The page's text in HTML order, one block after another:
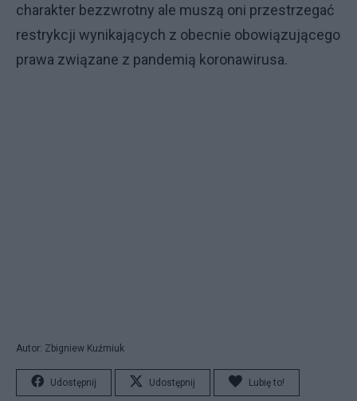
charakter bezzwrotny ale muszą oni przestrzegać
restrykcji wynikających z obecnie obowiązującego
prawa związane z pandemią koronawirusa.
Autor: Zbigniew Kuźmiuk
Udostępnij Udostępnij Lubię to!